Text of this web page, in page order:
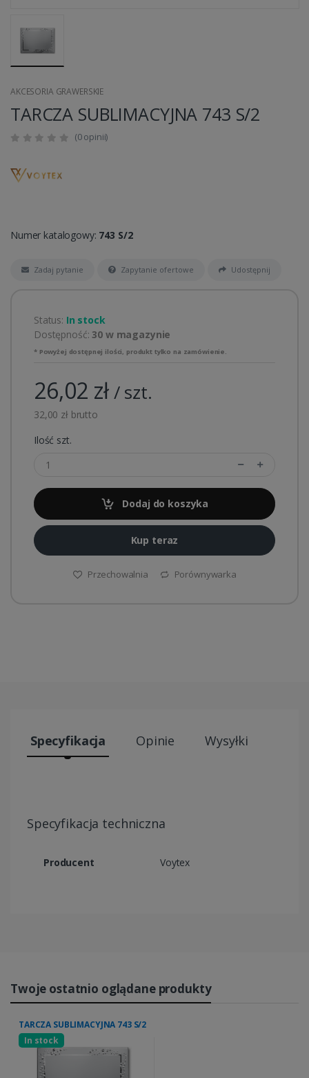
AKCESORIA GRAWERSKIE
TARCZA SUBLIMACYJNA 743 S/2
(0 opinii)
Numer katalogowy: 743 S/2
Zadaj pytanie Zapytanie ofertowe Udostępnij
Status: In stock
Dostępność:30 w magazynie
* Powyżej dostępnej ilości, produkt tylko na zamówienie.
26,02 zł/ szt.
32,00 zł brutto
Ilość szt.
Dodaj do koszyka
Kup teraz
Przechowalnia Porównywarka
Specyfikacja Opinie Wysyłki
Specyfikacja techniczna
Producent Voytex
Twoje ostatnio oglądane produkty
TARCZA SUBLIMACYJNA 743 S/2
In stock